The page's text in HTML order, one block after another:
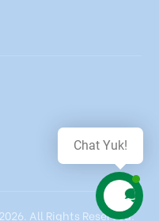
All Rights Reserved.
Chat Yuk!